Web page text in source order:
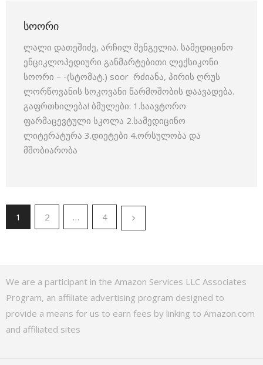
ᲡᲝᲝᲠᲘ
ლალი დათეშიძე, არჩილ შენგელია. სამედიცინო
ენციკლოპედიური განმარტებითი ლექსიკონი
სოორი – -(სტომატ.) soor რძიანა, პირის ღრუს
ლორწოვანის სოკოვანი წარმოშობის დაავადება.
გაფრთხილება! ბმულები: 1.საავტორო
ფარმაცევტული სკოლა 2.სამედიცინო
ლიტერატურა 3.დიეტები 4.ორსულობა და
მშობიარობა
1 2 … 4
We are a participant in the Amazon Services LLC Associates
Program, an affiliate advertising program designed to
provide a means for us to earn fees by linking to Amazon.com
and affiliated sites